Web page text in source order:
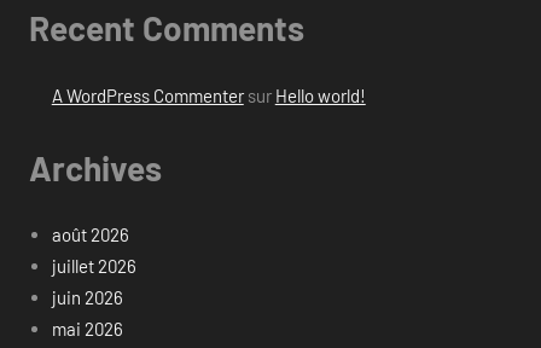
Recent Comments
A WordPress Commentersur Hello world!
Archives
août 2026
juillet 2026
juin 2026
mai 2026